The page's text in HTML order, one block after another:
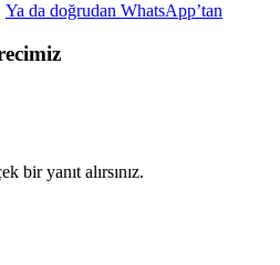
Ya da doğrudan WhatsApp’tan
bir yanıt alırsınız.